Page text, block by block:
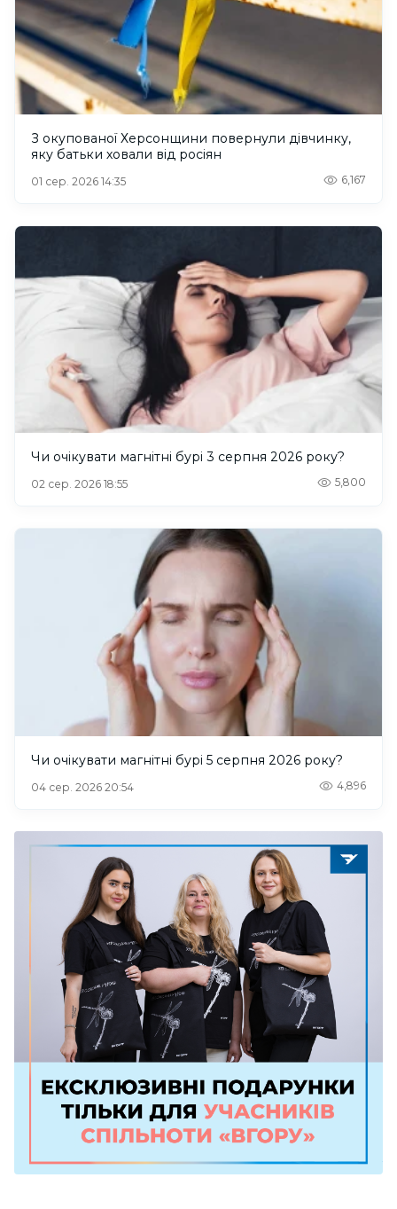
З окупованої Херсонщини повернули дівчинку,
яку батьки ховали від росіян
01 сер. 2026 14:35 6,167
Чи очікувати магнітні бурі 3 серпня 2026 року?
02 сер. 2026 18:55 5,800
Чи очікувати магнітні бурі 5 серпня 2026 року?
04 сер. 2026 20:54 4,896